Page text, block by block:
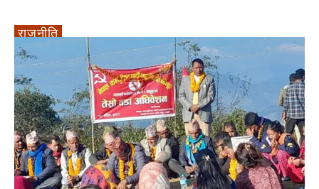
राजनीति